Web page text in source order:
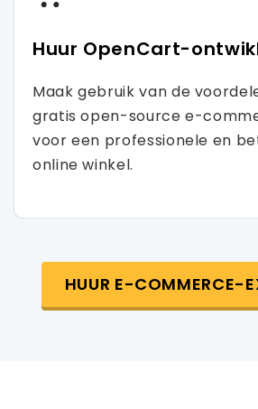
Huur OpenCart-
Maak gebruik van de
gratis open-source e-
voor een professionele en
online winkel.
HUUR E-COMMERCE-